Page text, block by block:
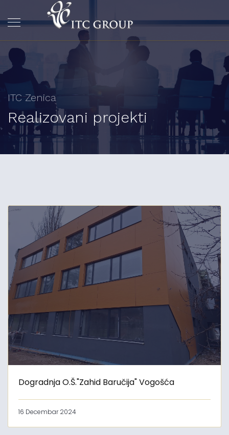
ITC Zenica
Realizovani projekti
Dogradnja O.Š."Zahid Baručija" Vogošća
16 Decembar 2024